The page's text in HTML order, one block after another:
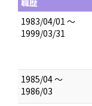
職歴
1983/04/01 ～
1999/03/31
1985/04 ～
1986/03